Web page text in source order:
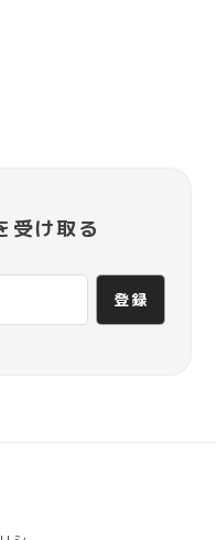
受け取る
登録